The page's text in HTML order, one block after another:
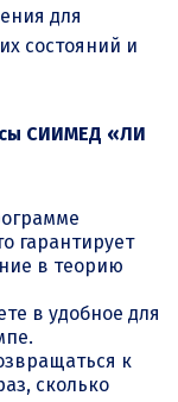
для
состояний и
СИИМЕД «ЛИ
гарантирует
в теорию
в удобное для
к
сколько